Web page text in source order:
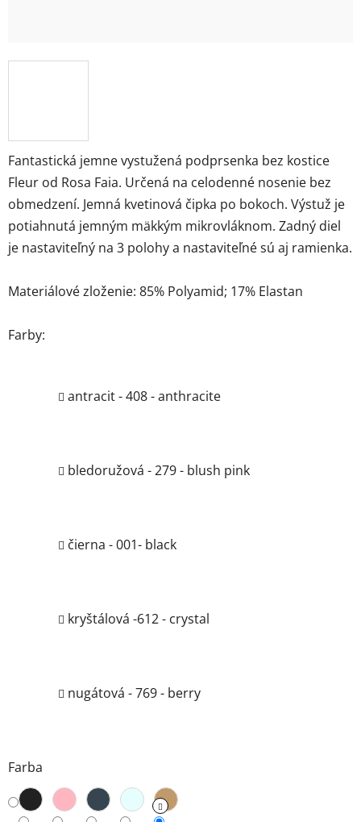
Fantastická jemne vystužená podprsenka bez kostice
Fleur od Rosa Faia. Určená na celodenné nosenie bez
obmedzení. Jemná kvetinová čipka po bokoch. Výstuž je
potiahnutá jemným mäkkým mikrovláknom. Zadný diel
je nastaviteľný na 3 polohy a nastaviteľné sú aj ramienka.
Materiálové zloženie: 85% Polyamid; 17% Elastan
Farby:
antracit - 408 - anthracite
bledoružová - 279 - blush pink
čierna - 001- black
kryštálová -612 - crystal
nugátová - 769 - berry
Farba